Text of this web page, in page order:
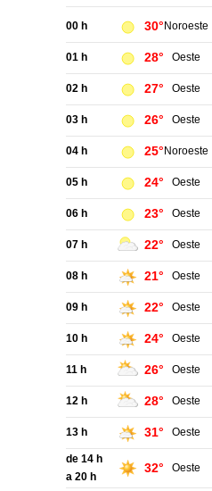
00 h 30° Noroeste
01 h 28° Oeste
02 h 27° Oeste
03 h 26° Oeste
04 h 25° Noroeste
05 h 24° Oeste
06 h 23° Oeste
07 h 22° Oeste
08 h 21° Oeste
09 h 22° Oeste
10 h 24° Oeste
11 h 26° Oeste
12 h 28° Oeste
13 h 31° Oeste
de 14 h
a 20 h
32° Oeste